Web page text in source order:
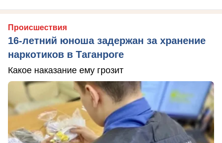
Происшествия
16-летний юноша задержан за хранение
наркотиков в Таганроге
Какое наказание ему грозит